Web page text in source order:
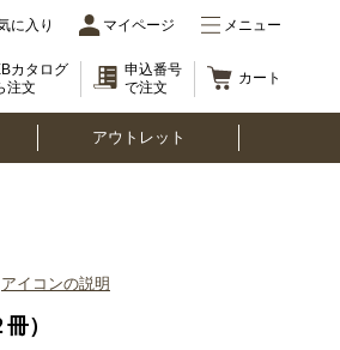
に入り マイページ メニュー
カタログ
注文
申込番号
で注文
カート
アウトレット
アイコンの説明
）